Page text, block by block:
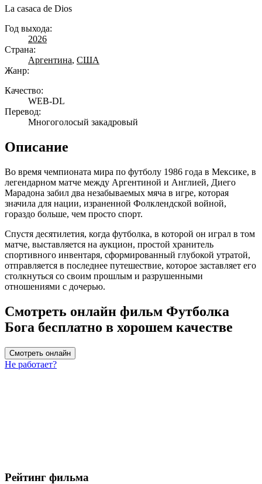
La casaca de Dios
Год выхода:
2026
Страна:
Аргентина, США
Жанр:
Качество:
WEB-DL
Перевод:
Многоголосый закадровый
Описание
Во время чемпионата мира по футболу 1986 года в Мексике, в
легендарном матче между Аргентиной и Англией, Диего
Марадона забил два незабываемых мяча в игре, которая
значила для нации, израненной Фолклендской войной,
гораздо больше, чем просто спорт.
Спустя десятилетия, когда футболка, в которой он играл в том
матче, выставляется на аукцион, простой хранитель
спортивного инвентаря, сформированный глубокой утратой,
отправляется в последнее путешествие, которое заставляет его
столкнуться со своим прошлым и разрушенными
отношениями с дочерью.
Смотреть онлайн фильм Футболка
Бога бесплатно в хорошем качестве
Смотреть онлайн
Не работает?
Рейтинг фильма